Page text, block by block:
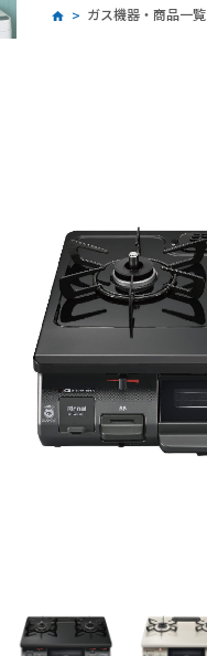
ガス機器・商品一覧